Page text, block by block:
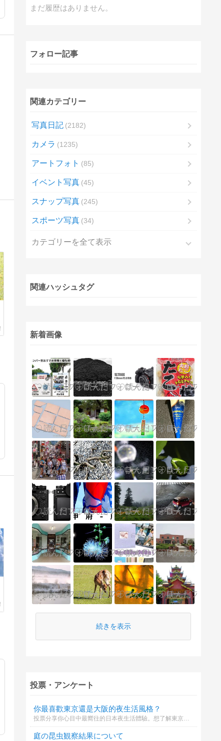
まだ履歴はありません。
フォロー記事
関連カテゴリー
写真日記 2182
カメラ 1235
アートフォト 85
イベント写真 45
スナップ写真 245
スポーツ写真 34
カテゴリーを全て表示
関連ハッシュタグ
新着画像
続きを表示
投票・アンケート
你最喜歡東京還是大阪的夜生活風格？
庭の昆虫観察結果について